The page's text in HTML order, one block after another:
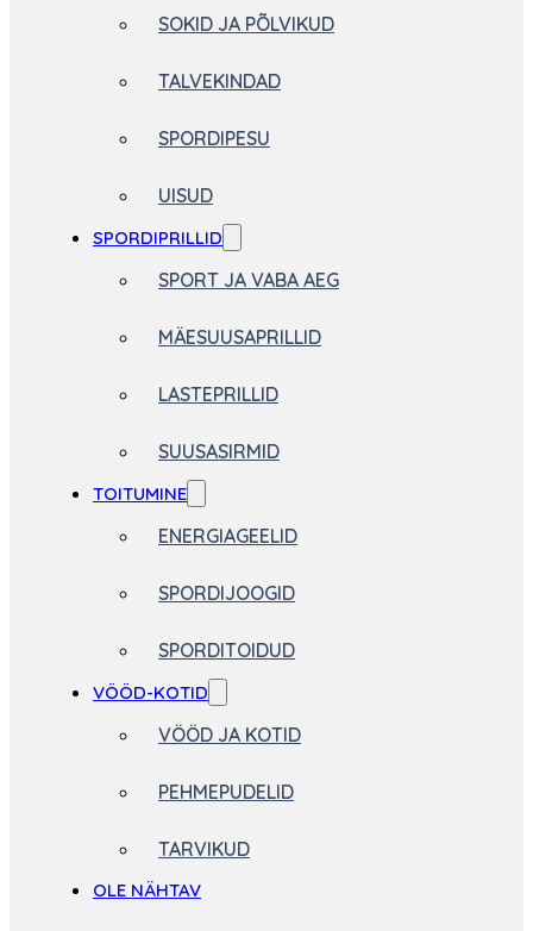
SOKID JA PÕLVIKUD
TALVEKINDAD
SPORDIPESU
UISUD
SPORDIPRILLID
SPORT JA VABA AEG
MÄESUUSAPRILLID
LASTEPRILLID
SUUSASIRMID
TOITUMINE
ENERGIAGEELID
SPORDIJOOGID
SPORDITOIDUD
VÖÖD-KOTID
VÖÖD JA KOTID
PEHMEPUDELID
TARVIKUD
OLE NÄHTAV